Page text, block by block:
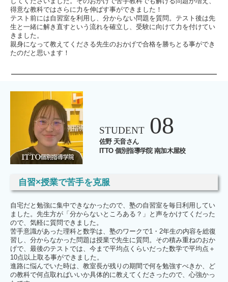
得意な教科ではさらに力を伸ばす事ができました！
テスト前には自習室を利用し、分からない問題を質問。テスト後は先
生と一緒に解き直すという流れを確立し、受験に向けて力を付けてい
きました。
親身になって教えてくださる先生のおかげで合格を勝ちとる事ができ
たのだと思います！
自習×授業で苦手を克服
STUDENT 08
佐野 天音さん
ITTO 個別指導学院 南加木屋校
自宅だと勉強に集中できなかったので、塾の自習室を毎日利用してい
ました。先生方が「分からないところある？」と声をかけてくだった
ので、気軽に質問できました。
苦手意識があった理科と数学は、塾のワークで1・2年生の内容を総復
習し、分からなかった問題は授業で先生に質問。その積み重ねのおか
げで、最後のテストでは、今まで平均点くらいだった数学で平均点＋
10点以上取る事ができました。
進路に悩んでいた時は、教室長が残りの期間で何を勉強すべきか、ど
の教科で何点取ればいいか具体的に教えてくださったので、心強かっ